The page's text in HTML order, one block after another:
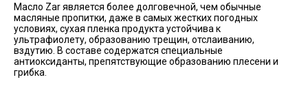
Масло Zar является более долговечной, чем обычные
масляные пропитки, даже в самых жестких погодных
условиях, сухая пленка продукта устойчива к
ультрафиолету, образованию трещин, отслаиванию,
вздутию. В составе содержатся специальные
антиоксиданты, препятствующие образованию плесени и
грибка.